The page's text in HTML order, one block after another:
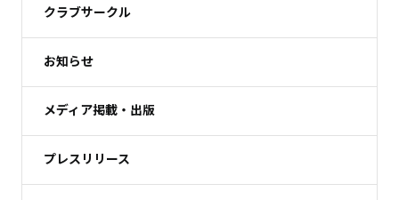
クラブサークル
お知らせ
メディア掲載・出版
プレスリリース